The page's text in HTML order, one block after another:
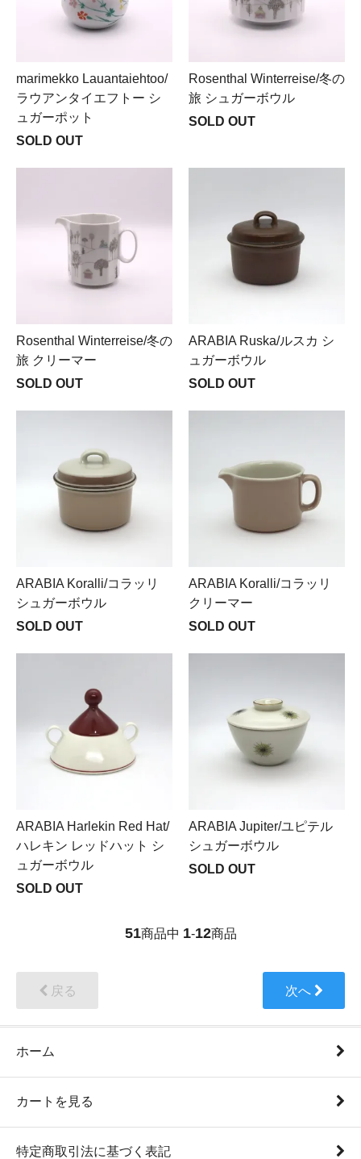
marimekko Lauantaiehtoo/
ラウアンタイエフトー シ
ュガーポット
SOLD OUT
Rosenthal Winterreise/冬の
旅 シュガーボウル
SOLD OUT
Rosenthal Winterreise/冬の
旅 クリーマー
SOLD OUT
ARABIA Ruska/ルスカ シ
ュガーボウル
SOLD OUT
ARABIA Koralli/コラッリ
シュガーボウル
SOLD OUT
ARABIA Koralli/コラッリ
クリーマー
SOLD OUT
ARABIA Harlekin Red Hat/
ハレキン レッドハット シ
ュガーボウル
SOLD OUT
ARABIA Jupiter/ユピテル
シュガーボウル
SOLD OUT
51商品中 1-12商品
戻る 次へ
ホーム
カートを見る
特定商取引法に基づく表記